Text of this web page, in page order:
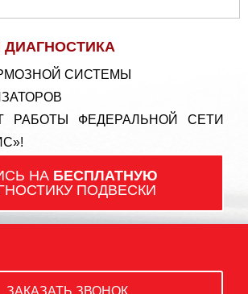
СИСТЕМЫ
РАБОТЫ ФЕДЕРАЛЬНОЙ СЕТИ
НА БЕСПЛАТНУЮ
ПОДВЕСКИ
ЗАКАЗАТЬ ЗВОНОК